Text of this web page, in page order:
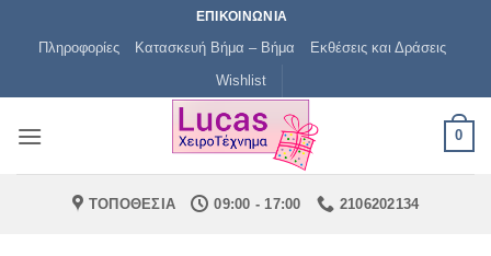
ΕΠΙΚΟΙΝΩΝΙΑ
Πληροφορίες Κατασκευή Βήμα – Βήμα
Εκθέσεις και Δράσεις
Wishlist
0
ΤΟΠΟΘΕΣΙΑ 09:00 - 17:00 2106202134